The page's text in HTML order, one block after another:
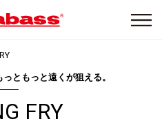
ともっと遠くが狙える。
FRY